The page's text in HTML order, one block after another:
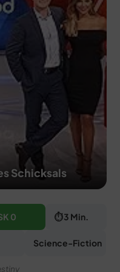
Schicksals
0 ⏱ 3 Min.
Science-Fiction